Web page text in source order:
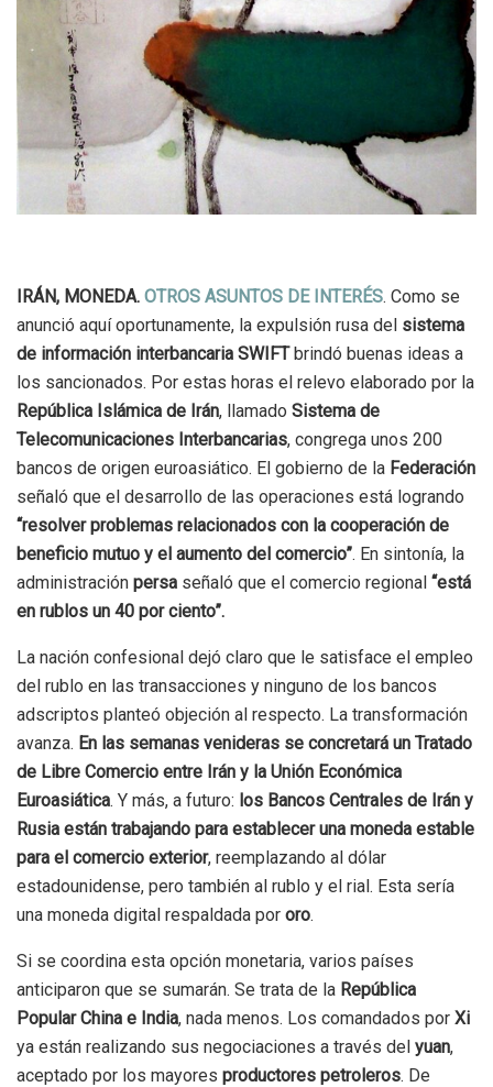
IRÁN, MONEDA. OTROS ASUNTOS DE INTERÉS. Como se
anunció aquí oportunamente, la expulsión rusa del sistema
de información interbancaria SWIFTbrindó buenas ideas a
los sancionados. Por estas horas el relevo elaborado por la
República Islámica de Irán, llamado Sistema de
Telecomunicaciones Interbancarias, congrega unos 200
bancos de origen euroasiático. El gobierno de la Federación
señaló que el desarrollo de las operaciones está logrando
“resolver problemas relacionados con la cooperación de
beneficio mutuo y el aumento del comercio”. En sintonía, la
administración persa señaló que el comercio regional “está
en rublos un 40 por ciento”.
La nación confesional dejó claro que le satisface el empleo
del rublo en las transacciones y ninguno de los bancos
adscriptos planteó objeción al respecto. La transformación
avanza. En las semanas venideras se concretará un Tratado
de Libre Comercio entre Irán y la Unión Económica
Euroasiática. Y más, a futuro: los Bancos Centrales de Irán y
Rusia están trabajando para establecer una moneda estable
para el comercio exterior, reemplazando al dólar
estadounidense, pero también al rublo y el rial. Esta sería
una moneda digital respaldada por oro.
Si se coordina esta opción monetaria, varios países
anticiparon que se sumarán. Se trata de la República
Popular China e India, nada menos. Los comandados por Xi
ya están realizando sus negociaciones a través del yuan,
aceptado por los mayores productores petroleros. De